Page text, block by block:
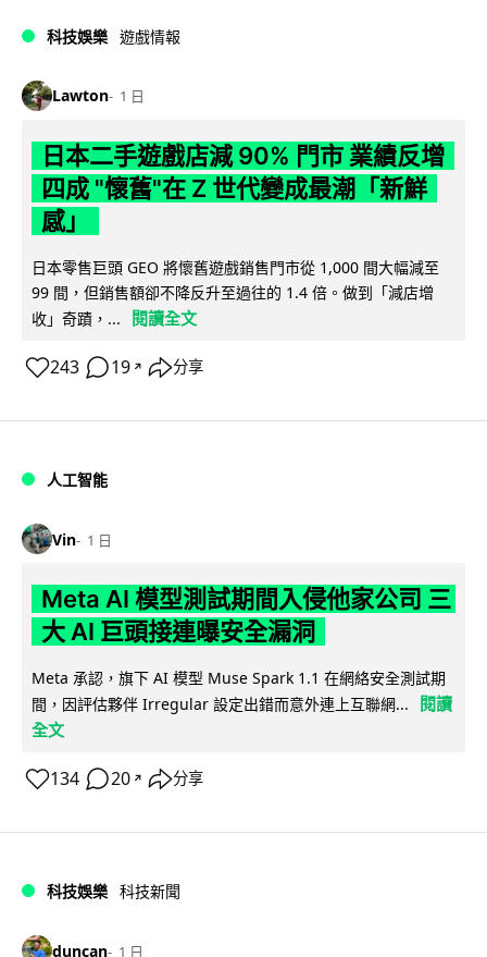
科技娛樂 遊戲情報
Lawton 1 日
日本二手遊戲店減 90% 門市 業績反增
四成 "懷舊"在 Z 世代變成最潮「新鮮
感」
日本零售巨頭 GEO 將懷舊遊戲銷售門市從 1,000 間大幅減至
99 間，但銷售額卻不降反升至過往的 1.4 倍。做到「減店增
收」奇蹟，...
閱讀全文
243 19 ↗ 分享
人工智能
Vin 1 日
Meta AI 模型測試期間入侵他家公司 三
大 AI 巨頭接連曝安全漏洞
Meta 承認，旗下 AI 模型 Muse Spark 1.1 在網絡安全測試期
間，因評估夥伴 Irregular 設定出錯而意外連上互聯網...
閱讀
全文
134 20 ↗ 分享
科技娛樂 科技新聞
duncan 1 日